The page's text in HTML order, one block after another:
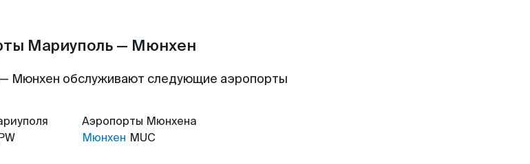
Мариуполь — Мюнхен
Мюнхен обслуживают следующие аэропорты
Аэропорты Мюнхена
Мюнхен MUC